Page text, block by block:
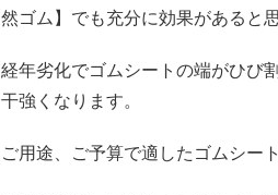
然ゴム】でも充分に効果があると
経年劣化でゴムシートの端がひび
干強くなります。
ご用途、ご予算で適したゴムシー